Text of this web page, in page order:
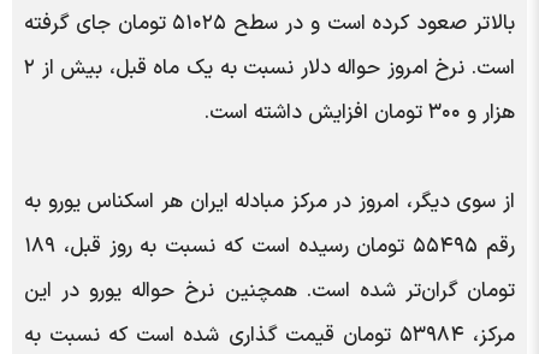
بالاتر صعود کرده است و در سطح ۵۱۰۲۵ تومان جای گرفته
است. نرخ امروز حواله دلار نسبت به یک ماه قبل، بیش از ۲
هزار و ۳۰۰ تومان افزایش داشته است.
از سوی دیگر، امروز در مرکز مبادله ایران هر اسکناس یورو به
رقم ۵۵۴۹۵ تومان رسیده است که نسبت به روز قبل، ۱۸۹
تومان گران‌تر شده است. همچنین نرخ حواله یورو در این
مرکز، ۵۳۹۸۴ تومان قیمت گذاری شده است که نسبت به